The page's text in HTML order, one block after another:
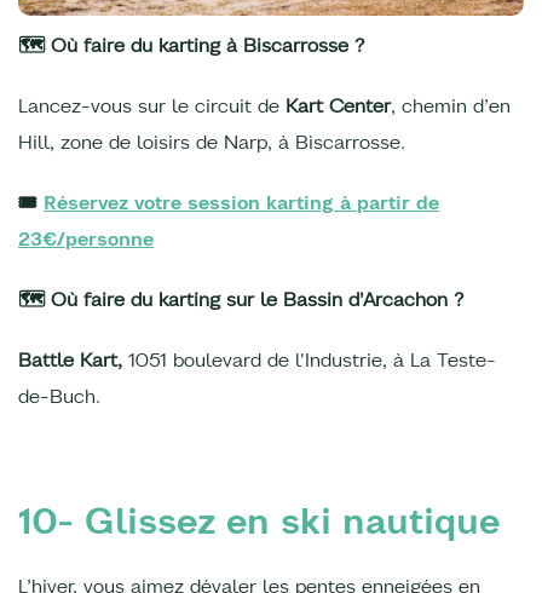
🗺️ Où faire du karting à Biscarrosse ?
Lancez-vous sur le circuit de Kart Center, chemin d’en
Hill, zone de loisirs de Narp, à Biscarrosse.
🎟️ Réservez votre session karting à partir de
23€/personne
🗺️ Où faire du karting sur le Bassin d'Arcachon ?
Battle Kart, 1051 boulevard de l'Industrie, à La Teste-
de-Buch.
10- Glissez en ski nautique
L’hiver, vous aimez dévaler les pentes enneigées en